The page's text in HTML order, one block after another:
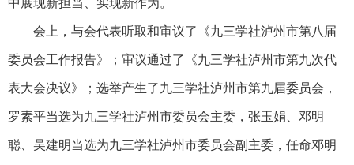
会上，与会代表听取和审议了《九三学社泸州市第八届
委员会工作报告》；审议通过了《九三学社泸州市第九次代
表大会决议》；选举产生了九三学社泸州市第九届委员会，
罗素平当选为九三学社泸州市委员会主委，张玉娟、邓明
聪、吴建明当选为九三学社泸州市委员会副主委，任命邓明